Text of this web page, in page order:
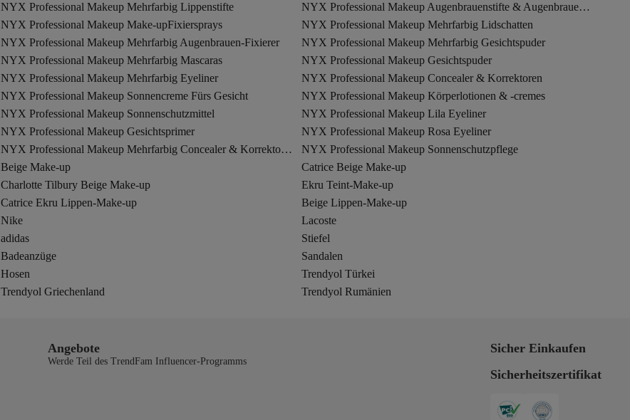
NYX Professional Makeup Mehrfarbig Lippenstifte
NYX Professional Makeup Augenbrauenstifte & Augenbrauenpuder
NYX Professional Makeup Make-upFixiersprays
NYX Professional Makeup Mehrfarbig Lidschatten
NYX Professional Makeup Mehrfarbig Augenbrauen-Fixierer
NYX Professional Makeup Mehrfarbig Gesichtspuder
NYX Professional Makeup Mehrfarbig Mascaras
NYX Professional Makeup Gesichtspuder
NYX Professional Makeup Mehrfarbig Eyeliner
NYX Professional Makeup Concealer & Korrektoren
NYX Professional Makeup Sonnencreme Fürs Gesicht
NYX Professional Makeup Körperlotionen & -cremes
NYX Professional Makeup Sonnenschutzmittel
NYX Professional Makeup Lila Eyeliner
NYX Professional Makeup Gesichtsprimer
NYX Professional Makeup Rosa Eyeliner
NYX Professional Makeup Mehrfarbig Concealer & Korrektoren
NYX Professional Makeup Sonnenschutzpflege
Beige Make-up
Catrice Beige Make-up
Charlotte Tilbury Beige Make-up
Ekru Teint-Make-up
Catrice Ekru Lippen-Make-up
Beige Lippen-Make-up
Nike
Lacoste
adidas
Stiefel
Badeanzüge
Sandalen
Hosen
Trendyol Türkei
Trendyol Griechenland Trendyol Rumänien
Angebote
Werde Teil des TrendFam Influencer-Programms
Sicher Einkaufen
Sicherheitszertifikat